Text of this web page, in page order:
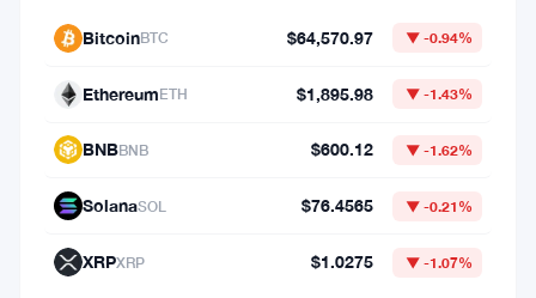
choc
communauté
cryptographique,
BitcoinBTC $64,570.97 ▼ -0.94%
EthereumETH $1,895.98 ▼ -1.43%
BNBBNB $600.12 ▼ -1.62%
SolanaSOL $76.4565 ▼ -0.21%
XRPXRP $1.0275 ▼ -1.07%